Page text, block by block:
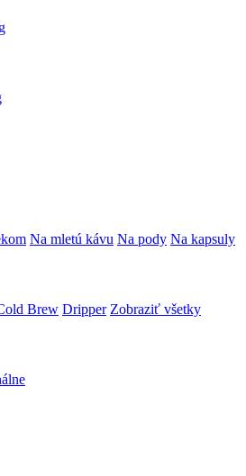
Na mletú kávu Na pody Na kapsuly
Brew Dripper Zobraziť všetky